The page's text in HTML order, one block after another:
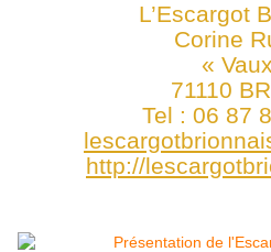
L’Escargot
Corine
«
71110
Tel : 06 87
http://